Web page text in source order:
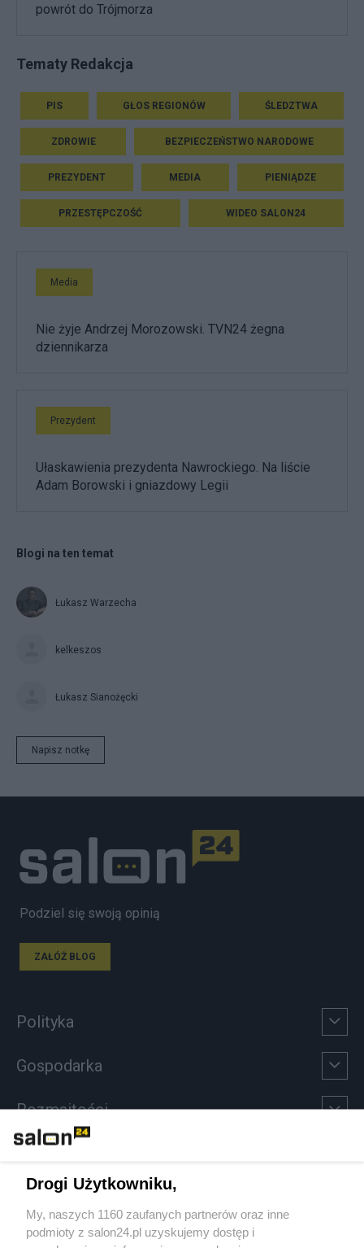
powrót do Trójmorza
Tematy Redakcja
PIS GŁOS REGIONÓW ŚLEDZTWA
ZDROWIE BEZPIECZEŃSTWO NARODOWE
PREZYDENT MEDIA PIENIĄDZE
PRZESTĘPCZOŚĆ WIDEO SALON24
Media
Nie żyje Andrzej Morozowski. TVN24 żegna
dziennikarza
Prezydent
Ułaskawienia prezydenta Nawrockiego. Na liście
Adam Borowski i gniazdowy Legii
Blogi na ten temat
Łukasz Warzecha
kelkeszos
Łukasz Sianożęcki
Napisz notkę
Podziel się swoją opinią
ZAŁÓŻ BLOG
Polityka
Gospodarka
Rozmaitości
Sport
Społeczeństwo
Drogi Użytkowniku,
My, naszych 1160 zaufanych partnerów oraz inne
podmioty z salon24.pl uzyskujemy dostęp i